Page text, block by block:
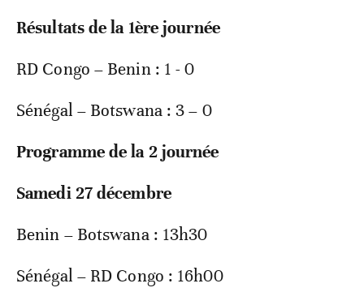
Résultats de la 1èrejournée
RD Congo – Benin : 1 - 0
Sénégal – Botswana : 3 – 0
Programme de la 2 journée
Samedi 27 décembre
Benin – Botswana : 13h30
Sénégal – RD Congo : 16h00